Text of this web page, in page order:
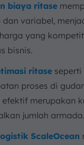
biaya ritase
variabel,
yang
bisnis.
ritase seperti
proses di
merupakan
jumlah armada.
ScaleOcean